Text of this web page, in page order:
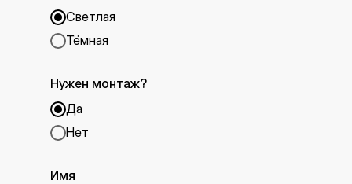
Светлая
Тёмная
Нужен монтаж?
Да
Нет
Имя